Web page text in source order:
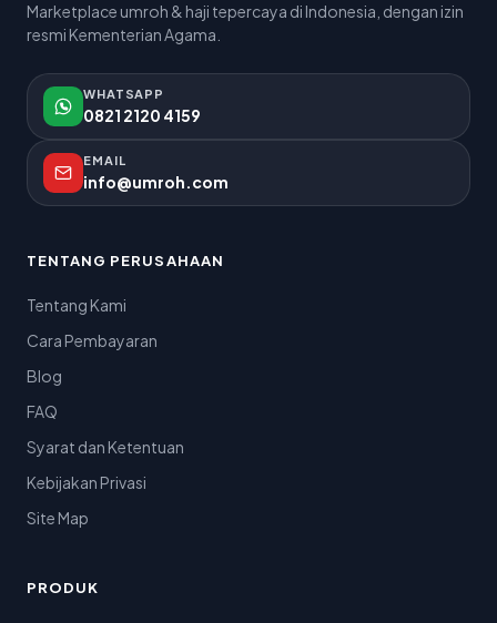
Marketplace umroh & haji tepercaya di Indonesia, dengan izin
resmi Kementerian Agama.
WHATSAPP
0821 2120 4159
EMAIL
info@umroh.com
TENTANG PERUSAHAAN
Tentang Kami
Cara Pembayaran
Blog
FAQ
Syarat dan Ketentuan
Kebijakan Privasi
Site Map
PRODUK